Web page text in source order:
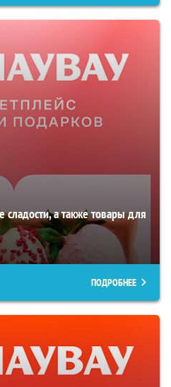
а также товары для
ПОДРОБНЕЕ